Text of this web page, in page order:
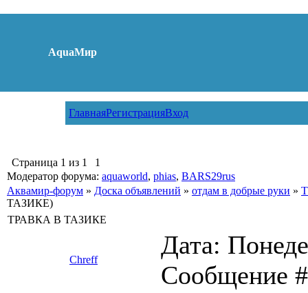
AquaМир
ГлавнаяРегистрацияВход
Страница 1 из 1
1
Модератор форума: aquaworld, phias, BARS29rus
Аквамир-форум » Доска объявлений » отдам в добрые руки »
ТАЗИКЕ)
ТРАВКА В ТАЗИКЕ
Chreff
Дата:
Сообщение